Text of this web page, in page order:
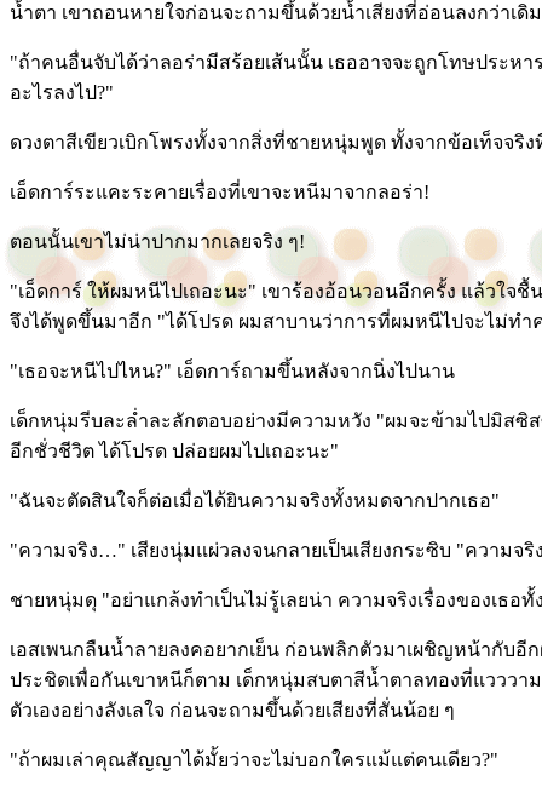
น้ำตา เขาถอนหายใจก่อนจะถามขึ้นด้วยน้ำเสียงที่อ่อนลงกว่าเดิ
"ถ้าคนอื่นจับได้ว่าลอร่ามีสร้อยเส้นนั้น เธออาจจะถูกโทษประหา
อะไรลงไป?"
ดวงตาสีเขียวเบิกโพรงทั้งจากสิ่งที่ชายหนุ่มพูด ทั้งจากข้อเท็จจริ
เอ็ดการ์ระแคะระคายเรื่องที่เขาจะหนีมาจากลอร่า!
ตอนนั้นเขาไม่น่าปากมากเลยจริง ๆ!
"เอ็ดการ์ ให้ผมหนีไปเถอะนะ" เขาร้องอ้อนวอนอีกครั้ง แล้วใจชื้
จึงได้พูดขึ้นมาอีก "ได้โปรด ผมสาบานว่าการที่ผมหนีไปจะไม่ทำ
"เธอจะหนีไปไหน?" เอ็ดการ์ถามขึ้นหลังจากนิ่งไปนาน
เด็กหนุ่มรีบละล่ำละลักตอบอย่างมีความหวัง "ผมจะข้ามไปมิส
อีกชั่วชีวิต ได้โปรด ปล่อยผมไปเถอะนะ"
"ฉันจะตัดสินใจก็ต่อเมื่อได้ยินความจริงทั้งหมดจากปากเธอ"
"ความจริง…" เสียงนุ่มแผ่วลงจนกลายเป็นเสียงกระซิบ "ความจริ
ชายหนุ่มดุ "อย่าแกล้งทำเป็นไม่รู้เลยน่า ความจริงเรื่องของเธ
เอสเพนกลืนน้ำลายลงคอยากเย็น ก่อนพลิกตัวมาเผชิญหน้ากับอี
ประชิดเพื่อกันเขาหนีก็ตาม เด็กหนุ่มสบตาสีน้ำตาลทองที่แววว
ตัวเองอย่างลังเลใจ ก่อนจะถามขึ้นด้วยเสียงที่สั่นน้อย ๆ
"ถ้าผมเล่าคุณสัญญาได้มั้ยว่าจะไม่บอกใครแม้แต่คนเดียว?"